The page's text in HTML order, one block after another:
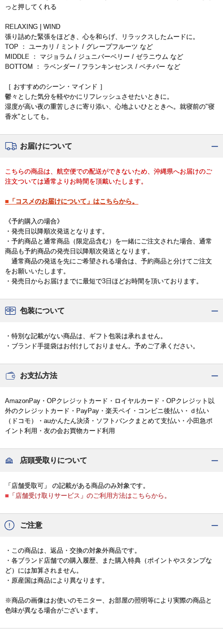
っと押してくれる
RELAXING | WIND
張り詰めた緊張をほどき、心を和らげ、リラックスしたムードに。
TOP ： ユーカリ / ミント / グレープフルーツ など
MIDDLE ： マジョラム / ジュニパーベリー / ゼラニウム など
BOTTOM ： ラベンダー / フランキンセンス / ベチバー など
［ おすすめのシーン・マインド ］
鬱々とした気分を軽やかにリフレッシュさせたいときに。
湿度が高い夜の重苦しさに寄り添い、心地よいひとときへ。就寝前の"寝
香水"としても。
お届けについて
こちらの商品は、航空便での配送ができないため、沖縄県へお届けのご
注文ついては通常よりお時間を頂戴いたします。
■「コスメのお届けについて」はこちらから。
《予約購入の場合》
・発売日以降順次発送となります。
・予約商品と通常商品（限定品含む）を一緒にご注文された場合、通常
商品も予約商品の発売日以降順次発送となります。
通常商品の発送を先にご希望される場合は、予約商品と分けてご注文
をお願いいたします。
・発売日からお届けまでに最短で3日ほどお時間を頂いております。
包装について
・特別な記載がない商品は、ギフト包装は承れません。
・ブランド手提袋はお付けしておりません。予めご了承ください。
お支払方法
AmazonPay・OPクレジットカード・ロイヤルカード・OPクレジット以
外のクレジットカード・PayPay・楽天ペイ・コンビニ後払い・ｄ払い
（ドコモ）・auかんたん決済・ソフトバンクまとめて支払い・小田急ポ
イント利用・友の会お買物カード利用
店頭受取りについて
「店舗受取可」 の記載がある商品のみ対象です。
■「店舗受け取りサービス」のご利用方法はこちらから。
ご注意
・この商品は、返品・交換の対象外商品です。
・各ブランド店舗での購入履歴、また購入特典（ポイントやスタンプな
ど）には加算されません。
・原産国は商品により異なります。
※商品の画像はお使いのモニター、お部屋の照明等により実際の商品と
色味が異なる場合がございます。